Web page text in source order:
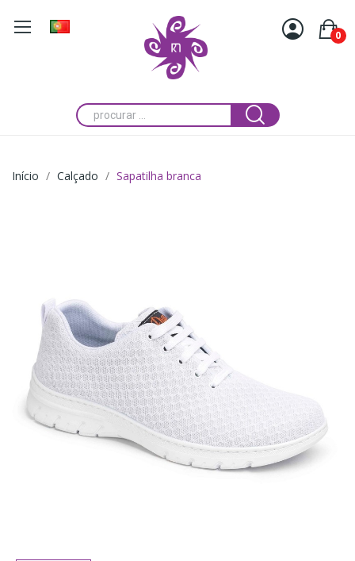
0
Início Calçado Sapatilha branca